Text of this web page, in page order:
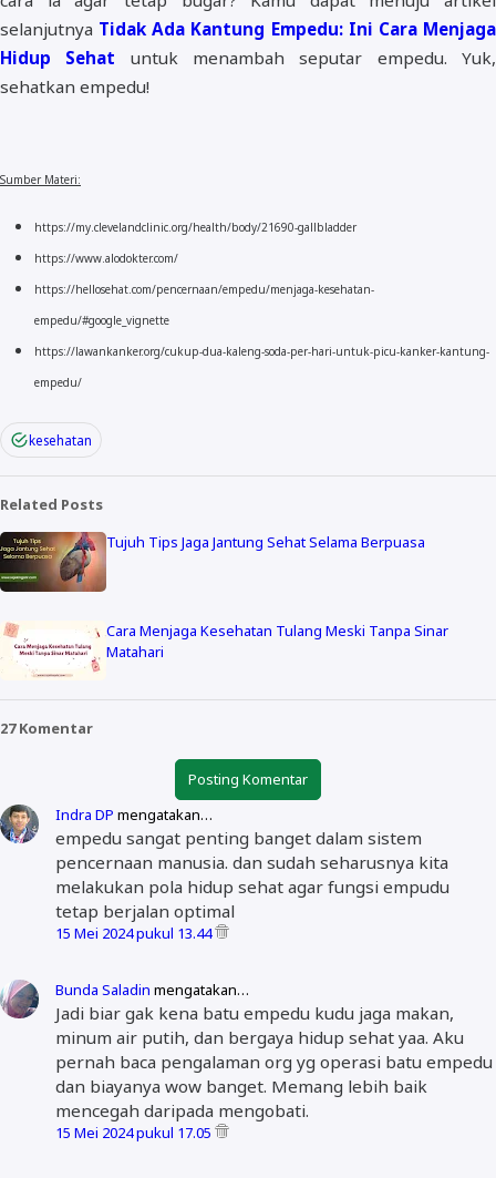
selanjutnya Tidak Ada Kantung Empedu: Ini Cara Menjaga
Hidup Sehat untuk menambah seputar empedu. Yuk,
sehatkan empedu!
Sumber Materi:
https://my.clevelandclinic.org/health/body/21690-gallbladder
https://www.alodokter.com/
https://hellosehat.com/pencernaan/empedu/menjaga-kesehatan-
empedu/#google_vignette
https://lawankanker.org/cukup-dua-kaleng-soda-per-hari-untuk-picu-kanker-kantung-
empedu/
kesehatan
Related Posts
Tujuh Tips Jaga Jantung Sehat Selama Berpuasa
Cara Menjaga Kesehatan Tulang Meski Tanpa Sinar
Matahari
27 Komentar
Posting Komentar
Indra DP mengatakan…
empedu sangat penting banget dalam sistem
pencernaan manusia. dan sudah seharusnya kita
melakukan pola hidup sehat agar fungsi empudu
tetap berjalan optimal
15 Mei 2024 pukul 13.44
Bunda Saladin mengatakan…
Jadi biar gak kena batu empedu kudu jaga makan,
minum air putih, dan bergaya hidup sehat yaa. Aku
pernah baca pengalaman org yg operasi batu empedu
dan biayanya wow banget. Memang lebih baik
mencegah daripada mengobati.
15 Mei 2024 pukul 17.05